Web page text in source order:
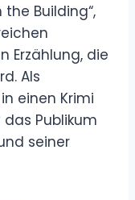
the Building“,
Erzählung, die
Als
einen Krimi
Publikum
seiner